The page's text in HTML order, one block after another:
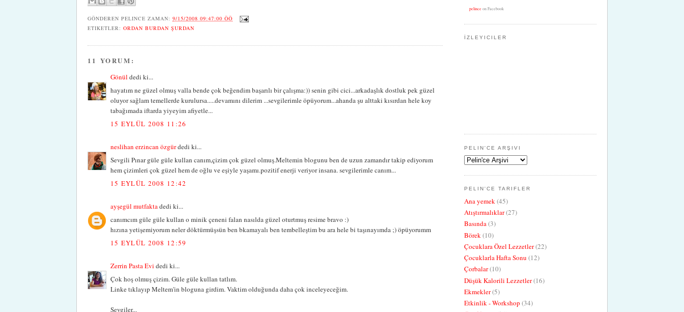
GÖNDEREN PELINCE ZAMAN:9/15/2008 09:47:00 ÖÖ
ETIKETLER: ORDAN BURDAN ŞURDAN
11 YORUM:
Gönül dedi ki...
hayatım ne güzel olmuş valla bende çok beğendim başarılı bir çalışma:)) senin gibi cici...arkadaşlık dostluk pek güzel
oluyor sağlam temellerde kurulursa.....devamını dilerim ...sevgilerimle öpüyorum...ahanda şu alttaki kısırdan hele koy
tabağımada iftarda yiyeyim afiyetle...
15 EYLÜL 2008 11:26
neslihan erzincan özgürdedi ki...
Sevgili Pınar güle güle kullan canım,çizim çok güzel olmuş.Meltemin blogunu ben de uzun zamandır takip ediyorum
hem çizimleri çok güzel hem de oğlu ve eşiyle yaşamı.pozitif enerji veriyor insana. sevgilerimle canım...
15 EYLÜL 2008 12:42
ayşegül mutfakta dedi ki...
canımcım güle güle kullan o minik çeneni falan nasılda güzel oturtmuş resime bravo :)
hızına yetişemiyorum neler döktürmüşsün ben bkamayalı ben tembelleştim bu ara hele bi taşınayımda ;) öpüyorumm
15 EYLÜL 2008 12:59
Zerrin Pasta Evi dedi ki...
Çok hoş olmuş çizim. Güle güle kullan tatlım.
Linke tıklayıp Meltem'in bloguna girdim. Vaktim olduğunda daha çok inceleyeceğim.
Sevgiler...
pelince on Facebook
İZLEYICILER
PELIN'CE ARŞIVI
PELIN'CE TARIFLER
Ana yemek(45)
Atıştırmalıklar(27)
Basında(3)
Börek(10)
Çocuklara Özel Lezzetler(22)
Çocuklarla Hafta Sonu (12)
Çorbalar(10)
Düşük Kalorili Lezzetler(16)
Ekmekler(5)
Etkinlik - Workshop (34)